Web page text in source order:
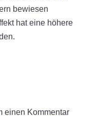
bewiesen
hat eine höhere
einen Kommentar